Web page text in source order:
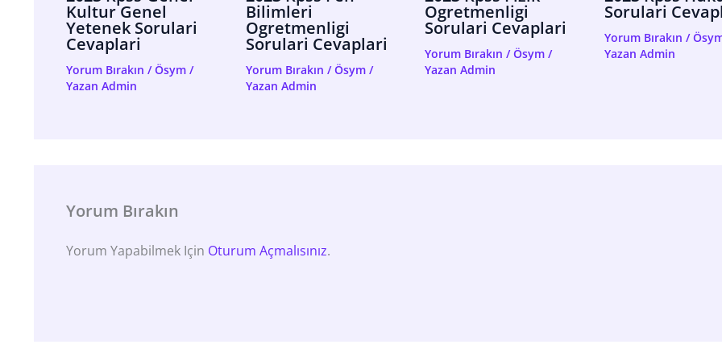
Kultur Genel
Yetenek Sorulari
Cevaplari
Yorum Bırakın /Ösym /
Yazan Admin
Bilimleri
Ogretmenligi
Sorulari Cevaplari
Yorum Bırakın /Ösym/
Yazan Admin
Ogretmenligi
Sorulari Cevaplari
Yorum Bırakın /Ösym /
Yazan Admin
Sorulari
Yorum Bırakın /
Yazan Admin
Yorum Bırakın
Yorum Yapabilmek Için Oturum Açmalısınız.